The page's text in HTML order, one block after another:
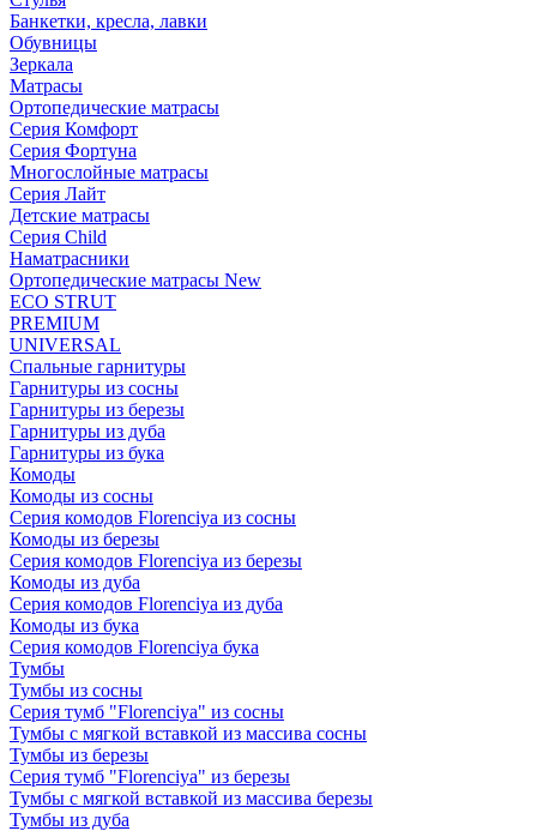
Банкетки, кресла, лавки
Обувницы
Зеркала
Матрасы
Ортопедические матрасы
Серия Комфорт
Серия Фортуна
Многослойные матрасы
Серия Лайт
Детские матрасы
Серия Child
Наматрасники
Ортопедические матрасы New
ECO STRUT
PREMIUM
UNIVERSAL
Спальные гарнитуры
Гарнитуры из сосны
Гарнитуры из березы
Гарнитуры из дуба
Гарнитуры из бука
Комоды
Комоды из сосны
Серия комодов Florenciya из сосны
Комоды из березы
Серия комодов Florenciya из березы
Комоды из дуба
Серия комодов Florenciya из дуба
Комоды из бука
Серия комодов Florenciya бука
Тумбы
Тумбы из сосны
Серия тумб "Florenciya" из сосны
Тумбы с мягкой вставкой из массива сосны
Тумбы из березы
Серия тумб "Florenciya" из березы
Тумбы с мягкой вставкой из массива березы
Тумбы из дуба